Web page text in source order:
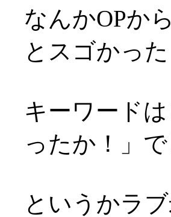
なんかOPか
とスゴかっ
キーワード
ったか！」
というかラ